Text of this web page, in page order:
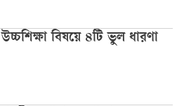
বিষয়ে ৪টি ভুল ধারণা